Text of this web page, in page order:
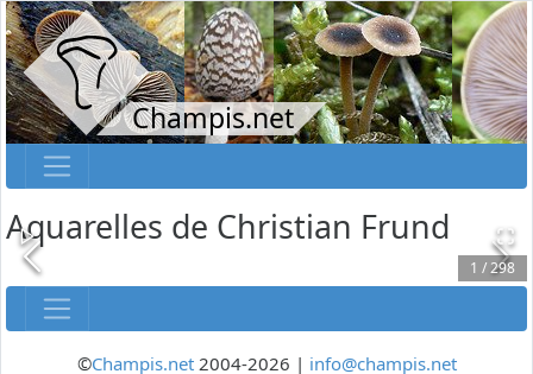
Champis.net
Aquarelles de Christian Frund
1 /298
©Champis.net2004-2026 | info@champis.net